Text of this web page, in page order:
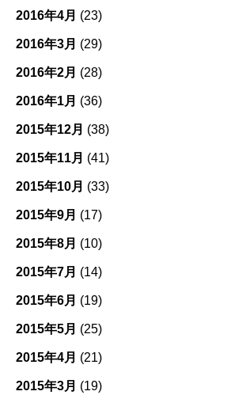
2016年4月 (23)
2016年3月 (29)
2016年2月 (28)
2016年1月 (36)
2015年12月 (38)
2015年11月 (41)
2015年10月 (33)
2015年9月 (17)
2015年8月 (10)
2015年7月 (14)
2015年6月 (19)
2015年5月 (25)
2015年4月 (21)
2015年3月 (19)